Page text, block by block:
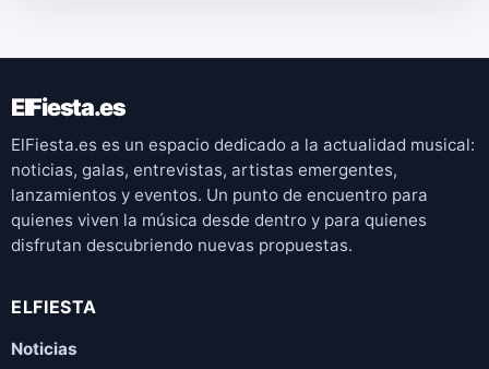
ElFiesta.es
ElFiesta.es es un espacio dedicado a la actualidad musical:
noticias, galas, entrevistas, artistas emergentes,
lanzamientos y eventos. Un punto de encuentro para
quienes viven la música desde dentro y para quienes
disfrutan descubriendo nuevas propuestas.
ELFIESTA
Noticias